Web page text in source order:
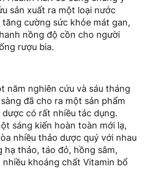
sản xuất ra một loại nước
cường sức khỏe mát gan,
nồng độ cồn cho người
rượu bia.
năm nghiên cứu và sáu tháng
đã cho ra một sản phẩm
có rất nhiều tác dụng.
sáng kiến hoàn toàn mới lạ,
nhiều thảo dược quý với nhau
hạ thảo, táo đỏ, hồng sâm,
khoáng chất Vitamin bổ